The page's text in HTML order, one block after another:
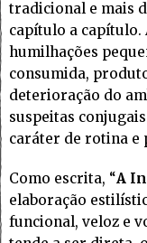
tradicional e mais
capítulo a capítulo.
humilhações
consumida,
deterioração do
suspeitas
caráter de rotina e
Como escrita, “A
elaboração
funcional, veloz e